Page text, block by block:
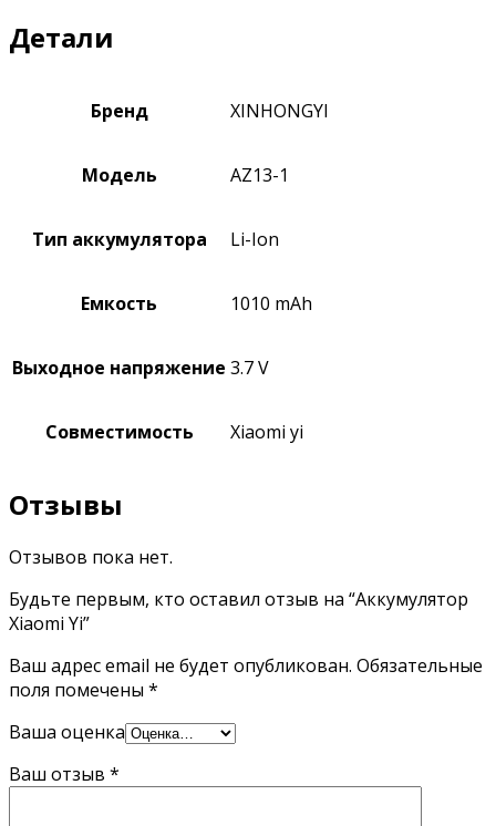
Детали
Бренд XINHONGYI
Модель AZ13-1
Тип аккумулятора Li-Ion
Емкость 1010 mAh
Выходное напряжение 3.7 V
Совместимость Xiaomi yi
Отзывы
Отзывов пока нет.
Будьте первым, кто оставил отзыв на “Аккумулятор
Xiaomi Yi”
Ваш адрес email не будет опубликован. Обязательные
поля помечены *
Ваша оценка
Ваш отзыв *